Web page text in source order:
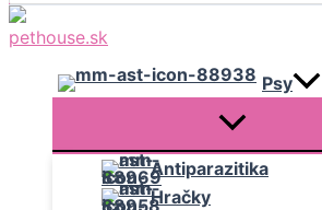
Psy
Antiparazitika
Hračky